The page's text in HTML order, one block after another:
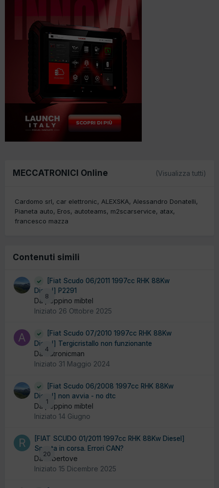
MECCATRONICI Online (Visualizza tutti)
Cardomo srl car elettronic ALEXSKA
Alessandro Donatelli
Pianeta auto
Eros autoteams m2scarservice
atax
francesco mazza
Contenuti simili
8
[Fiat Scudo 06/2011 1997cc RHK 88Kw
Diesel] P2291
Da peppino mibtel
Iniziato 26 Ottobre 2025
4
[Fiat Scudo 07/2010 1997cc RHK 88Kw
Diesel] Tergicristallo non funzionante
Da Autronicman
Iniziato 31 Maggio 2024
1
[Fiat Scudo 06/2008 1997cc RHK 88Kw
Diesel] non avvia - no dtc
Da peppino mibtel
Iniziato 14 Giugno
20
[FIAT SCUDO 01/2011 1997cc RHK 88Kw Diesel]
Spenta in corsa. Errori CAN?
Da robertove
Iniziato 15 Dicembre 2025